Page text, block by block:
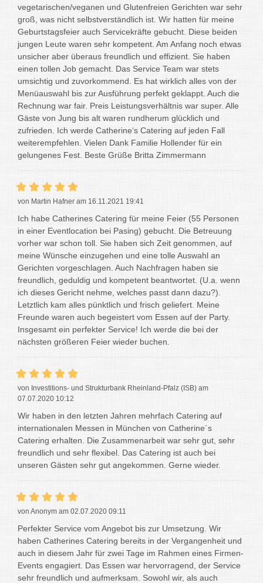
vegetarischen/veganen und Glutenfreien Gerichten war sehr
groß, was nicht selbstverständlich ist. Wir hatten für meine
Geburtstagsfeier auch Servicekräfte gebucht. Diese beiden
jungen Leute waren sehr kompetent. Am Anfang noch etwas
unsicher aber überaus freundlich und effizient. Sie haben
einen tollen Job gemacht. Das Service Team war stets
umsichtig und zuvorkommend. Es hat wirklich alles von der
Menüauswahl bis zur Ausführung perfekt geklappt. Auch die
Rechnung war fair. Preis Leistungsverhältnis war super. Alle
Gäste von Jung bis alt waren rundherum glücklich und
zufrieden. Ich werde Catherine‘s Catering auf jeden Fall
weiterempfehlen. Vielen Dank Familie Hollender für ein
gelungenes Fest. Beste Grüße Britta Zimmermann
von Martin Hafner am 16.11.2021 19:41
Ich habe Catherines Catering für meine Feier (55 Personen
in einer Eventlocation bei Pasing) gebucht. Die Betreuung
vorher war schon toll. Sie haben sich Zeit genommen, auf
meine Wünsche einzugehen und eine tolle Auswahl an
Gerichten vorgeschlagen. Auch Nachfragen haben sie
freundlich, geduldig und kompetent beantwortet. (U.a. wenn
ich dieses Gericht nehme, welches passt dann dazu?).
Letztlich kam alles pünktlich und frisch geliefert. Meine
Freunde waren auch begeistert vom Essen auf der Party.
Insgesamt ein perfekter Service! Ich werde die bei der
nächsten größeren Feier wieder buchen.
von Investitions- und Strukturbank Rheinland-Pfalz (ISB) am
07.07.2020 10:12
Wir haben in den letzten Jahren mehrfach Catering auf
internationalen Messen in München von Catherine´s
Catering erhalten. Die Zusammenarbeit war sehr gut, sehr
freundlich und sehr flexibel. Das Catering ist auch bei
unseren Gästen sehr gut angekommen. Gerne wieder.
von Anonym am 02.07.2020 09:11
Perfekter Service vom Angebot bis zur Umsetzung. Wir
haben Catherines Catering bereits in der Vergangenheit und
auch in diesem Jahr für zwei Tage im Rahmen eines Firmen-
Events engagiert. Das Essen war hervorragend, der Service
sehr freundlich und aufmerksam. Sowohl wir, als auch